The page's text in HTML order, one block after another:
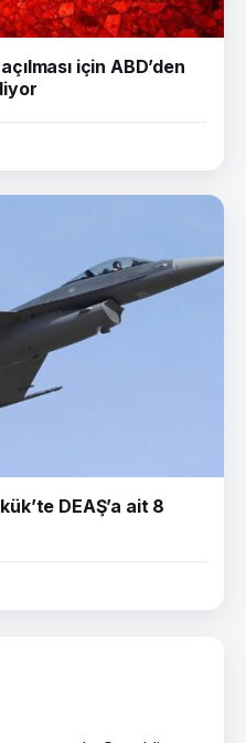
için ABD’den
DEAŞ’a ait 8